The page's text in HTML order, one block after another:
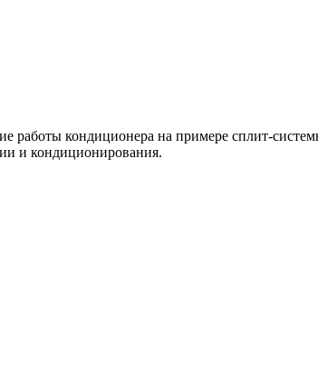
работы кондиционера на примере сплит-
и кондиционирования.